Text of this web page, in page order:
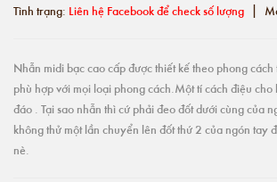
Tình trạng: Liên hệ Facebook để check số lượng |
Nhẫn midi bạc cao cấp được thiết kế theo phong
phù hợp với mọi loại phong cách.Một tí cách điệu cho
đáo . Tại sao nhẫn thì cứ phải đeo đốt dưới cùng của
không thử một lần chuyển lên đốt thứ 2 của ngón tay
nè.